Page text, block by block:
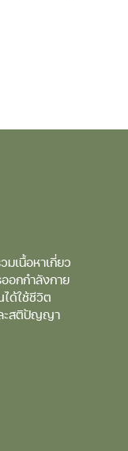
เนื้อหาเกี่ยว
อกกำลังกาย
ด้ใช้ชีวิต
ะสติปัญญา